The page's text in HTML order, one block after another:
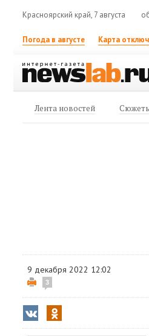
Красноярский край, 7 августа
Погода в августе Карта
Лента новостей
9 декабря 2022 12:02
3